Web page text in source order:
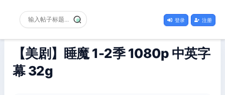
登录 注册
【美剧】睡魔 1-2季 1080p 中英字
幕 32g